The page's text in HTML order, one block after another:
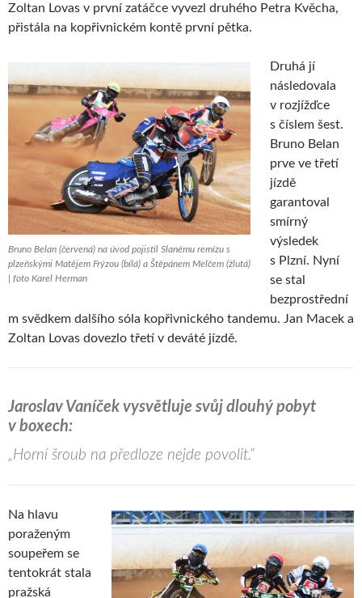
Zoltan Lovas v první zatáčce vyvezl druhého Petra Kvěcha,
přistála na kopřivnickém kontě první pětka.
Bruno Belan (červená) na úvod pojistil Slanému remízu s
plzeňskými Matějem Frýzou (bílá) a Štěpánem Melčem (žlutá)
| foto Karel Herman
Druhá jí
následovala
v rozjížďce
s číslem šest.
Bruno Belan
prve ve třetí
jízdě
garantoval
smírný
výsledek
s Plzní. Nyní
se stal
bezprostřední
m svědkem dalšího sóla kopřivnického tandemu. Jan Macek a
Zoltan Lovas dovezlo třetí v deváté jízdě.
Jaroslav Vaníček vysvětluje svůj dlouhý pobyt
v boxech:
„Horní šroub na předloze nejde povolit.“
Na hlavu
poraženým
soupeřem se
tentokrát stala
pražská